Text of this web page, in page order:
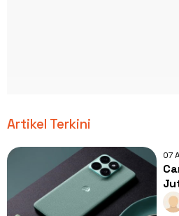
Artikel Terkini
07